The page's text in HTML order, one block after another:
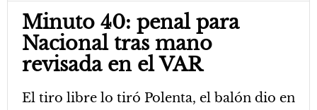
Minuto 40: penal para
Nacional tras mano
revisada en el VAR
El tiro libre lo tiró Polenta, el balón dio en